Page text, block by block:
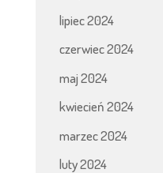
lipiec 2024
czerwiec 2024
maj 2024
kwiecień 2024
marzec 2024
luty 2024